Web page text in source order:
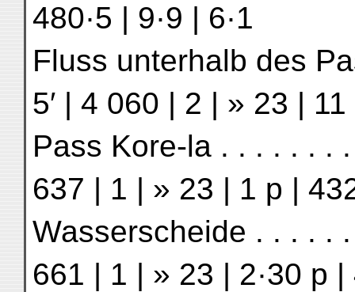
480·5 | 9·9 | 6·1
Fluss unterhalb des
5′ | 4 060 | 2 | » 23 |
Pass Kore-la . . . . . . . .
637 | 1 | » 23 | 1 p |
Wasserscheide . . . . . .
661 | 1 | » 23 | 2·30 p |